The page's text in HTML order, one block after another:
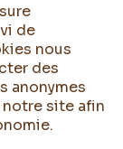
de
nous
des
anonymes
site afin